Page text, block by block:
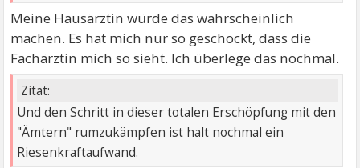
Meine Hausärztin würde das wahrscheinlich
machen. Es hat mich nur so geschockt, dass die
Fachärztin mich so sieht. Ich überlege das nochmal.
Zitat:
Und den Schritt in dieser totalen Erschöpfung mit den
"Ämtern" rumzukämpfen ist halt nochmal ein
Riesenkraftaufwand.